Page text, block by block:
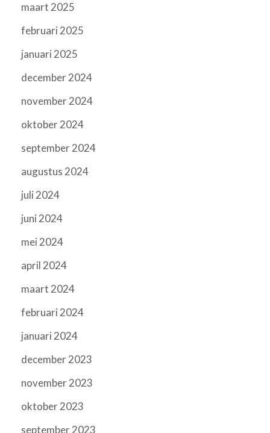
maart 2025
februari 2025
januari 2025
december 2024
november 2024
oktober 2024
september 2024
augustus 2024
juli 2024
juni 2024
mei 2024
april 2024
maart 2024
februari 2024
januari 2024
december 2023
november 2023
oktober 2023
september 2023